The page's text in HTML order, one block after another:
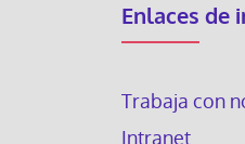
Enlaces de
Trabaja con
Intranet